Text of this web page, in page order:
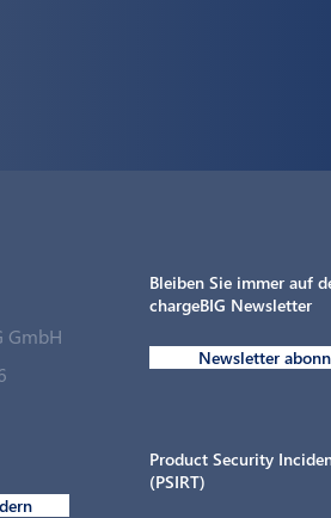
GmbH
Bleiben Sie immer auf
chargeBIG Newsletter
Newsletter
Product Security
(PSIRT)